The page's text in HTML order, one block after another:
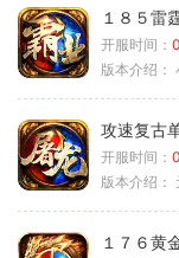
１８５
开服时间：
版本介绍：
攻速复古
开服时间：
版本介绍：
１７６黄